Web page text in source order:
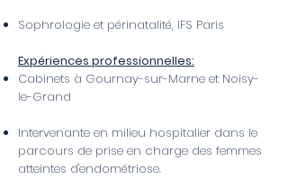
​Sophrologie et périnatalité, IFS Paris
Expériences professionnelles:
Cabinets à Gournay-sur-Marne et Noisy-
le-Grand
Intervenante en milieu hospitalier dans le
parcours de prise en charge des femmes
atteintes d'endométriose.